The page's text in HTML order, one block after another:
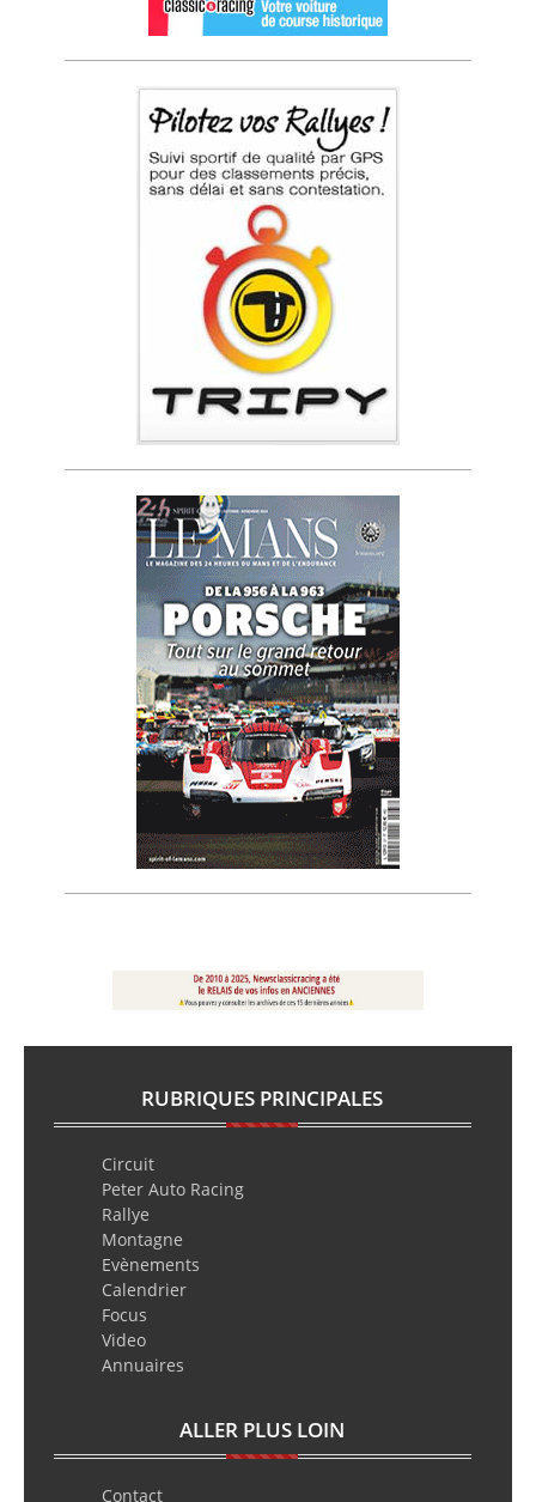
RUBRIQUES PRINCIPALES
Circuit
Peter Auto Racing
Rallye
Montagne
Evènements
Calendrier
Focus
Video
Annuaires
ALLER PLUS LOIN
Contact